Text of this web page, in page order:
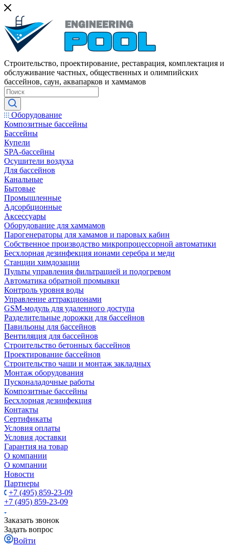
Строительство, проектирование, реставрация, комплектация и
обслуживание частных, общественных и олимпийских
бассейнов, саун, аквапарков и хаммамов
Оборудование
Композитные бассейны
Бассейны
Купели
SPA-бассейны
Осушители воздуха
Для бассейнов
Канальные
Бытовые
Промышленные
Адсорбционные
Аксессуары
Оборудование для хаммамов
Парогенераторы для хамамов и паровых кабин
Собственное производство микропроцессорной автоматики
Беcхлорная дезинфекция ионами серебра и меди
Станции химдозации
Пульты управления фильтрацией и подогревом
Автоматика обратной промывки
Контроль уровня воды
Управление аттракционами
GSM-модуль для удаленного доступа
Разделительные дорожки для бассейнов
Павильоны для бассейнов
Вентиляция для бассейнов
Строительство бетонных бассейнов
Проектирование бассейнов
Строительство чаши и монтаж закладных
Монтаж оборудования
Пусконаладочные работы
Композитные бассейны
Бесхлорная дезинфекция
Контакты
Сертификаты
Условия оплаты
Условия доставки
Гарантия на товар
О компании
О компании
Новости
Партнеры
+7 (495) 859-23-09
+7 (495) 859-23-09
Заказать звонок
Задать вопрос
Войти